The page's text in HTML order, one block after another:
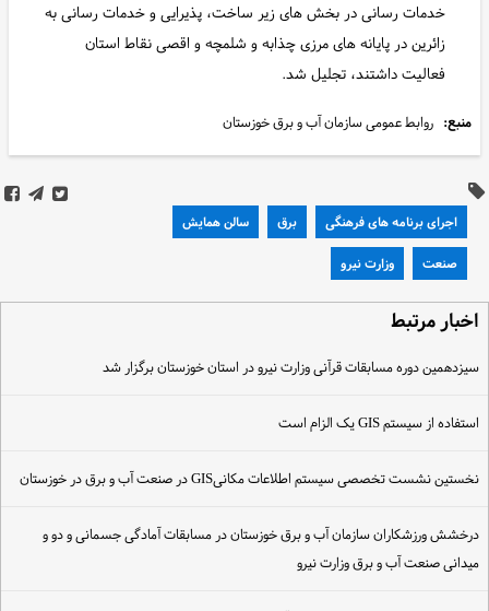
خدمات رسانی در بخش های زیر ساخت، پذیرایی و خدمات رسانی به
زائرین در پایانه های مرزی چذابه و شلمچه و اقصی نقاط استان
فعالیت داشتند، تجلیل شد.
منبع: روابط عمومی سازمان آب و برق خوزستان
اجرای برنامه های فرهنگی برق سالن همایش
صنعت وزارت نیرو
اخبار مرتبط
سیزدهمین دوره مسابقات قرآنی وزارت نیرو در استان خوزستان برگزار شد
استفاده از سیستم GIS یک الزام است
نخستین نشست تخصصی سیستم اطلاعات مکانیGIS در صنعت آب و برق در خوزستان
درخشش ورزشکاران سازمان آب و برق خوزستان در مسابقات آمادگی جسمانی و دو و
میدانی صنعت آب و برق وزارت نیرو